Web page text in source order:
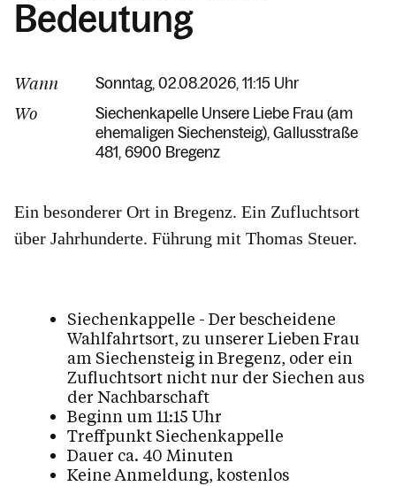
Bedeutung
Wann Sonntag, 02.08.2026, 11:15 Uhr
Wo
Siechenkapelle Unsere Liebe Frau (am
ehemaligen Siechensteig) Gallusstraße
481 6900 Bregenz
Ein besonderer Ort in Bregenz. Ein Zufluchtsort
über Jahrhunderte. Führung mit Thomas Steuer.
Siechenkappelle - Der bescheidene
Wahlfahrtsort, zu unserer Lieben Frau
am Siechensteig in Bregenz, oder ein
Zufluchtsort nicht nur der Siechen aus
der Nachbarschaft
Beginn um 11:15 Uhr
Treffpunkt Siechenkappelle
Dauer ca. 40 Minuten
Keine Anmeldung, kostenlos